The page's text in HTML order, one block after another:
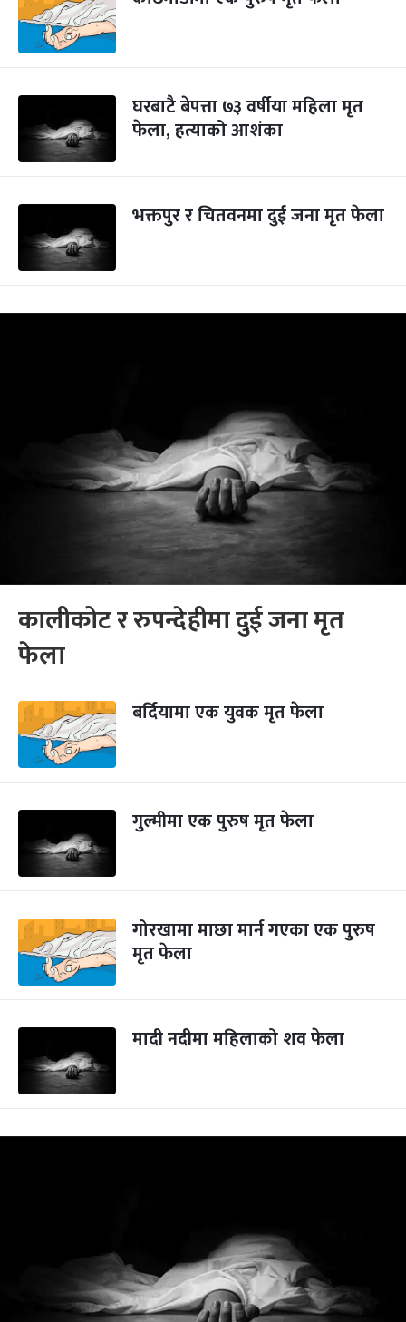
घरबाटै बेपत्ता ७३ वर्षीया महिला मृत
फेला, हत्याको आशंका
भक्तपुर र चितवनमा दुई जना मृत फेला
कालीकोट र रुपन्देहीमा दुई जना मृत
फेला
बर्दियामा एक युवक मृत फेला
गुल्मीमा एक पुरुष मृत फेला
गोरखामा माछा मार्न गएका एक पुरुष
मृत फेला
मादी नदीमा महिलाको शव फेला